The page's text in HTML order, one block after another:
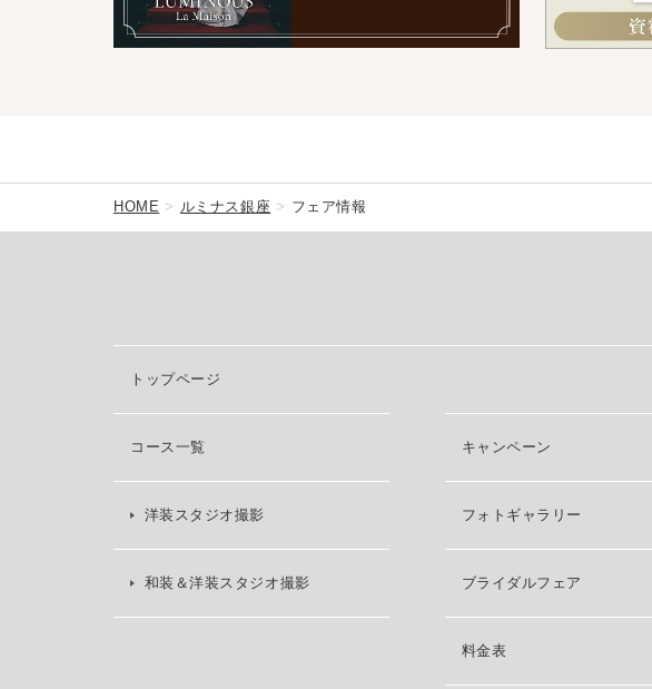
HOME ルミナス銀座 フェア情報
トップページ
コース一覧
洋装スタジオ撮影
和装＆洋装スタジオ撮影
キャンペーン
フォトギャラリー
ブライダルフェア
料金表